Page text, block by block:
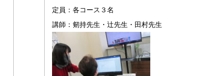
定員：各コース３名
講師：剱持先生・辻先生・田村先生